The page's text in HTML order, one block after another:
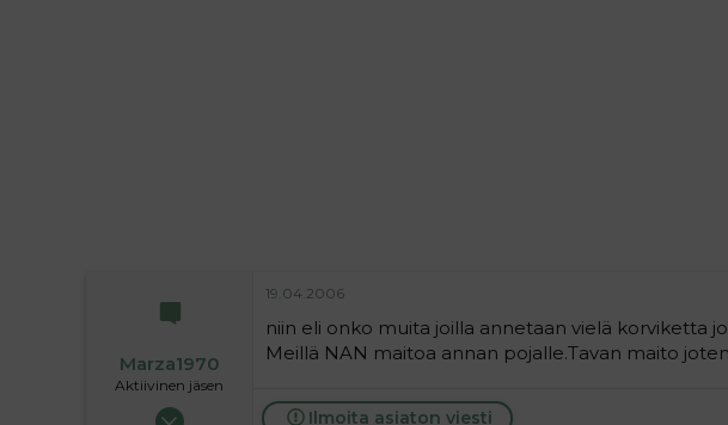
Marza1970
Aktiivinen jäsen
22.04.2005
19.04.2006
niin eli onko muita joilla annetaan vielä korviketta
Meillä NAN maitoa annan pojalle.Tavan maito
Ilmoita asiaton viesti